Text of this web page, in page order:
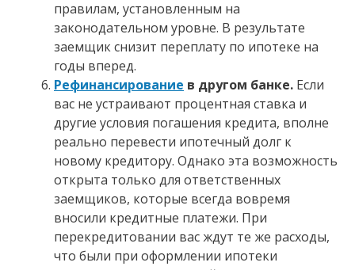
правилам, установленным на
законодательном уровне. В результате
заемщик снизит переплату по ипотеке на
годы вперед.
Рефинансирование в другом банке. Если
вас не устраивают процентная ставка и
другие условия погашения кредита, вполне
реально перевести ипотечный долг к
новому кредитору. Однако эта возможность
открыта только для ответственных
заемщиков, которые всегда вовремя
вносили кредитные платежи. При
перекредитовании вас ждут те же расходы,
что были при оформлении ипотеки